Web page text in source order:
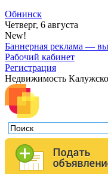
Обнинск
Четверг, 6 августа
New!
Баннерная реклама —
Рабочий кабинет
Регистрация
Недвижимость